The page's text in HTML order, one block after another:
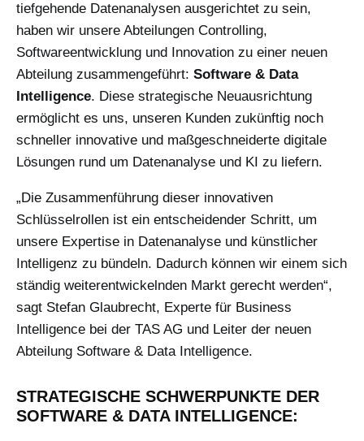
tiefgehende Datenanalysen ausgerichtet zu sein,
haben wir unsere Abteilungen Controlling,
Softwareentwicklung und Innovation zu einer neuen
Abteilung zusammengeführt: Software & Data
Intelligence. Diese strategische Neuausrichtung
ermöglicht es uns, unseren Kunden zukünftig noch
schneller innovative und maßgeschneiderte digitale
Lösungen rund um Datenanalyse und KI zu liefern.
„Die Zusammenführung dieser innovativen
Schlüsselrollen ist ein entscheidender Schritt, um
unsere Expertise in Datenanalyse und künstlicher
Intelligenz zu bündeln. Dadurch können wir einem sich
ständig weiterentwickelnden Markt gerecht werden“,
sagt Stefan Glaubrecht, Experte für Business
Intelligence bei der TAS AG und Leiter der neuen
Abteilung Software & Data Intelligence.
STRATEGISCHE SCHWERPUNKTE DER
SOFTWARE & DATA INTELLIGENCE: